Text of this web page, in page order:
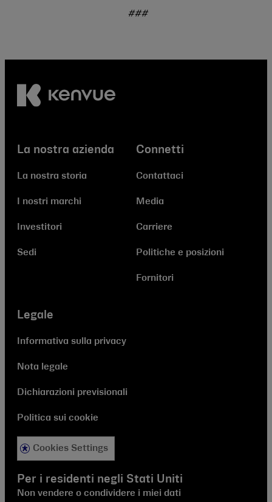
###
La nostra azienda
La nostra storia
I nostri marchi
Investitori
Sedi
Connetti
Contattaci
Media
Carriere
Politiche e posizioni
Fornitori
Legale
Informativa sulla privacy
Nota legale
Dichiarazioni previsionali
Politica sui cookie
Cookies Settings
Per i residenti negli Stati Uniti
Non vendere o condividere i miei dati